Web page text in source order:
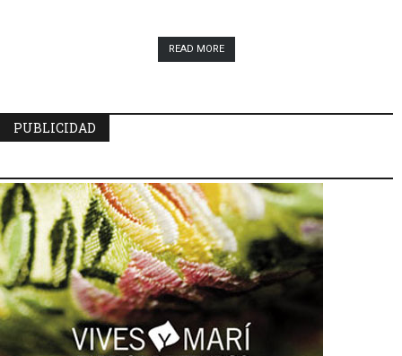
READ MORE
PUBLICIDAD